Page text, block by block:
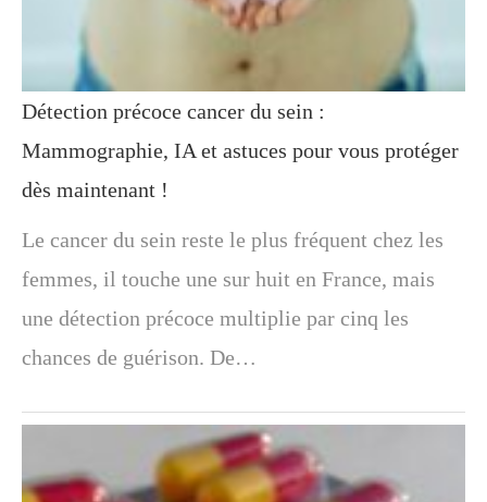
Détection précoce cancer du sein :
Mammographie, IA et astuces pour vous protéger
dès maintenant !
Le cancer du sein reste le plus fréquent chez les
femmes, il touche une sur huit en France, mais
une détection précoce multiplie par cinq les
chances de guérison. De…